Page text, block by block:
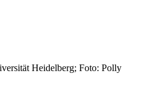
Heidelberg; Foto: Polly